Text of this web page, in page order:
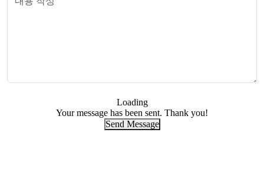
Loading
Your message has been sent. Thank you!
Send Message